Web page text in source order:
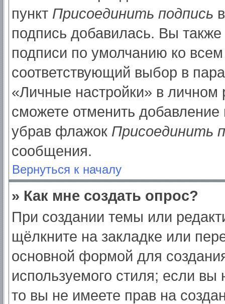
пункт Присоединить подпись
подпись добавилась. Вы
подписи по умолчанию ко
соответствующий выбор в
«Личные настройки» в
сможете отменить
убрав флажок Присоединить
сообщения.
Вернуться к началу
» Как мне создать опрос?
При создании темы или
щёлкните на закладке или
основной формой для
используемого стиля; если
то вы не имеете прав на